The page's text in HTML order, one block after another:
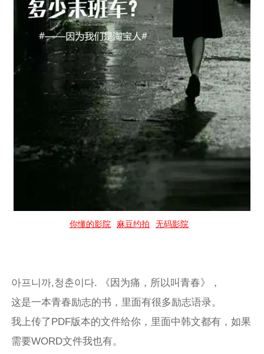
你懂的影院 麻豆约拍 无码影院
아프니까,청춘이다. 《因为痛，所以叫青春》，
这是一本青春励志的书，里面有很多励志语录。
我上传了PDF版本的文件给你，里面中韩文都有，如果
需要WORD文件我也有。